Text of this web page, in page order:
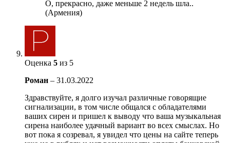
О, прекрасно, даже меньше 2 недель шла..
(Армения)
Оценка 5 из 5
Роман – 31.03.2022
Здравствуйте, я долго изучал различные говорящие
сигнализации, в том числе общался с обладателями
ваших сирен и пришел к выводу что ваша музыкальная
сирена наиболее удачный вариант во всех смыслах. Но
вот пока я созревал, я увидел что цены на сайте теперь